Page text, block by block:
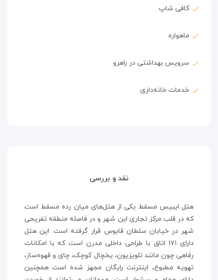
کافی شاپ
ماهواره
سرویس بهداشتی در راهرو
خدمات خانه‌داری
نقد و بررسی
هتل ایبیس مسقط یکی از هتل‌های میان رده مسقط است
که در قلب مرکز تجاری این شهر و در فاصله منطقه تفریحی
شهر در خیابان سلطان قابوس قرار گرفته است. این هتل
دارای ۱۷۱ اتاق با طراحی داخلی مدرن است که با امکانات
رفاهی چون مانند تلویزیون، یخچال کوچک، چای و قهوه‌ساز،
تهویه مطبوع، اینترنت رایگان مجهز شده است همچنین